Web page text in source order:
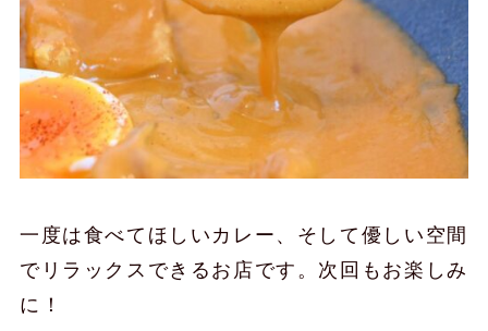
一度は食べてほしいカレー、そして優しい空間
でリラックスできるお店です。次回もお楽しみ
に！